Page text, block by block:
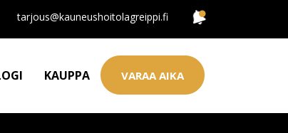
tarjous@kauneushoitolagreippi.fi
KAUPPA VARAA AIKA